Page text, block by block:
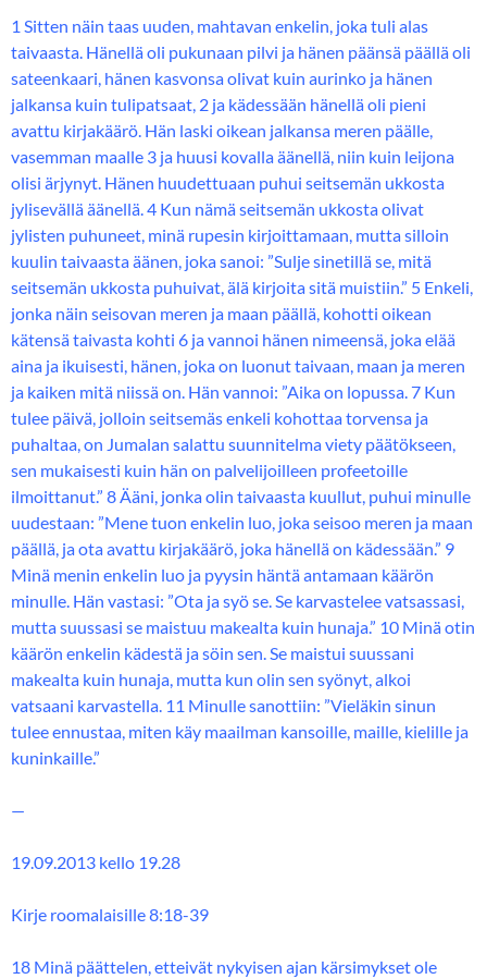
1 Sitten näin taas uuden, mahtavan enkelin, joka tuli alas
taivaasta. Hänellä oli pukunaan pilvi ja hänen päänsä päällä oli
sateenkaari, hänen kasvonsa olivat kuin aurinko ja hänen
jalkansa kuin tulipatsaat, 2 ja kädessään hänellä oli pieni
avattu kirjakäärö. Hän laski oikean jalkansa meren päälle,
vasemman maalle 3 ja huusi kovalla äänellä, niin kuin leijona
olisi ärjynyt. Hänen huudettuaan puhui seitsemän ukkosta
jylisevällä äänellä. 4 Kun nämä seitsemän ukkosta olivat
jylisten puhuneet, minä rupesin kirjoittamaan, mutta silloin
kuulin taivaasta äänen, joka sanoi: ”Sulje sinetillä se, mitä
seitsemän ukkosta puhuivat, älä kirjoita sitä muistiin.” 5 Enkeli,
jonka näin seisovan meren ja maan päällä, kohotti oikean
kätensä taivasta kohti 6 ja vannoi hänen nimeensä, joka elää
aina ja ikuisesti, hänen, joka on luonut taivaan, maan ja meren
ja kaiken mitä niissä on. Hän vannoi: ”Aika on lopussa. 7 Kun
tulee päivä, jolloin seitsemäs enkeli kohottaa torvensa ja
puhaltaa, on Jumalan salattu suunnitelma viety päätökseen,
sen mukaisesti kuin hän on palvelijoilleen profeetoille
ilmoittanut.” 8 Ääni, jonka olin taivaasta kuullut, puhui minulle
uudestaan: ”Mene tuon enkelin luo, joka seisoo meren ja maan
päällä, ja ota avattu kirjakäärö, joka hänellä on kädessään.” 9
Minä menin enkelin luo ja pyysin häntä antamaan käärön
minulle. Hän vastasi: ”Ota ja syö se. Se karvastelee vatsassasi,
mutta suussasi se maistuu makealta kuin hunaja.” 10 Minä otin
käärön enkelin kädestä ja söin sen. Se maistui suussani
makealta kuin hunaja, mutta kun olin sen syönyt, alkoi
vatsaani karvastella. 11 Minulle sanottiin: ”Vieläkin sinun
tulee ennustaa, miten käy maailman kansoille, maille, kielille ja
kuninkaille.”
—
19.09.2013 kello 19.28
Kirje roomalaisille 8:18-39
18 Minä päättelen, etteivät nykyisen ajan kärsimykset ole